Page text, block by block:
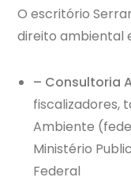
O escritório
direito ambiental
– Consultoria
fiscalizadores,
Ambiente
Ministério
Federal